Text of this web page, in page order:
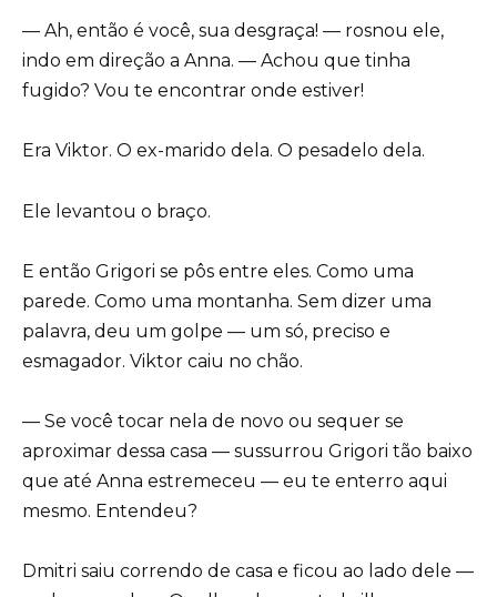
— Ah, então é você, sua desgraça! — rosnou ele,
indo em direção a Anna. — Achou que tinha
fugido? Vou te encontrar onde estiver!
Era Viktor. O ex-marido dela. O pesadelo dela.
Ele levantou o braço.
E então Grigori se pôs entre eles. Como uma
parede. Como uma montanha. Sem dizer uma
palavra, deu um golpe — um só, preciso e
esmagador. Viktor caiu no chão.
— Se você tocar nela de novo ou sequer se
aproximar dessa casa — sussurrou Grigori tão baixo
que até Anna estremeceu — eu te enterro aqui
mesmo. Entendeu?
Dmitri saiu correndo de casa e ficou ao lado dele —